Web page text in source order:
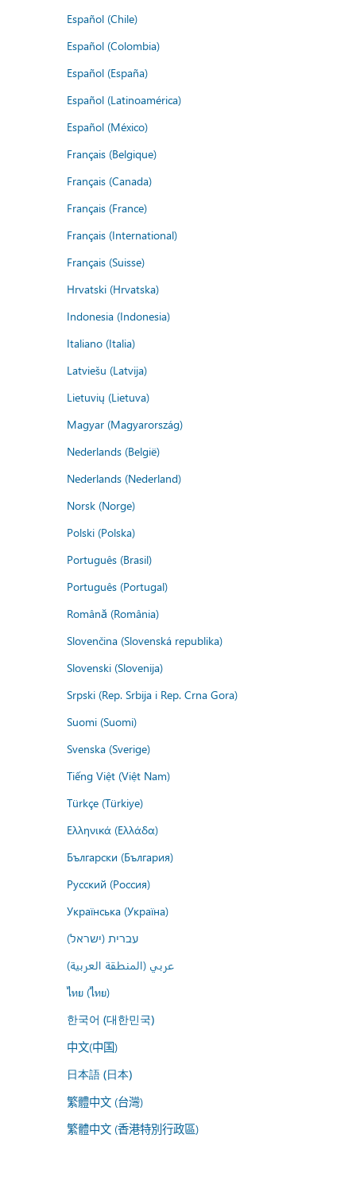
Español (Chile)
Español (Colombia)
Español (España)
Español (Latinoamérica)
Español (México)
Français (Belgique)
Français (Canada)
Français (France)
Français (International)
Français (Suisse)
Hrvatski (Hrvatska)
Indonesia (Indonesia)
Italiano (Italia)
Latviešu (Latvija)
Lietuvių (Lietuva)
Magyar (Magyarország)
Nederlands (België)
Nederlands (Nederland)
Norsk (Norge)
Polski (Polska)
Português (Brasil)
Português (Portugal)
Română (România)
Slovenčina (Slovenská republika)
Slovenski (Slovenija)
Srpski (Rep. Srbija i Rep. Crna Gora)
Suomi (Suomi)
Svenska (Sverige)
Tiếng Việt (Việt Nam)
Türkçe (Türkiye)
Ελληνικά (Ελλάδα)
Български (България)
Русский (Россия)
Українська (Україна)
עברית (ישראל)
عربي (المنطقة العربية)
ไทย (ไทย)
한국어 (대한민국)
中文(中国)
日本語 (日本)
繁體中文 (台灣)
繁體中文 (香港特別行政區)